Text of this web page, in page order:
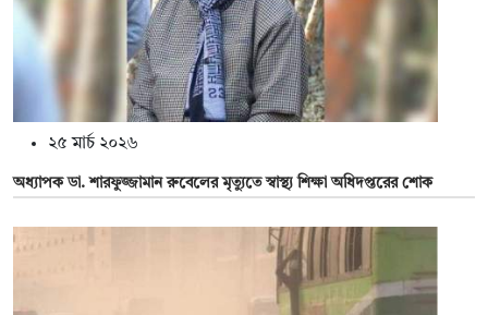
২৫ মার্চ ২০২৬
অধ্যাপক ডা. শারফুজ্জামান রুবেলের মৃত্যুতে স্বাস্থ্য শিক্ষা অধিদপ্তরের শোক